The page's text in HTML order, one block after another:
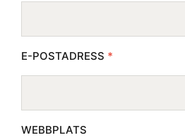
E-POSTADRESS *
WEBBPLATS